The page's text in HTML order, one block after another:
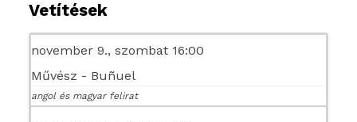
Vetítések
november 9., szombat 16:00
Művész - Buñuel
angol és magyar felirat